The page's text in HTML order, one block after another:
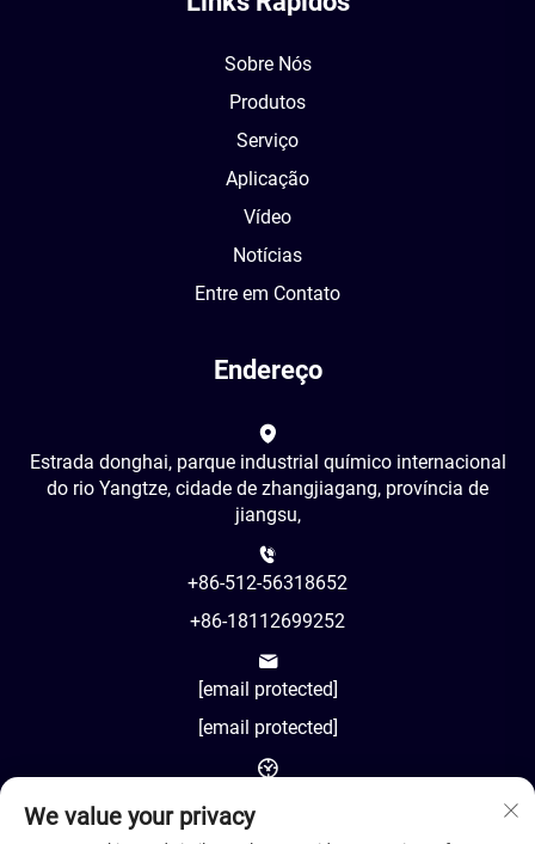
Sobre Nós
Produtos
Serviço
Aplicação
Vídeo
Notícias
Entre em Contato
Endereço
Estrada donghai, parque industrial químico internacional
do rio Yangtze, cidade de zhangjiagang, província de
jiangsu,
+86-512-56318652
+86-18112699252
[email protected]
[email protected]
We value your privacy